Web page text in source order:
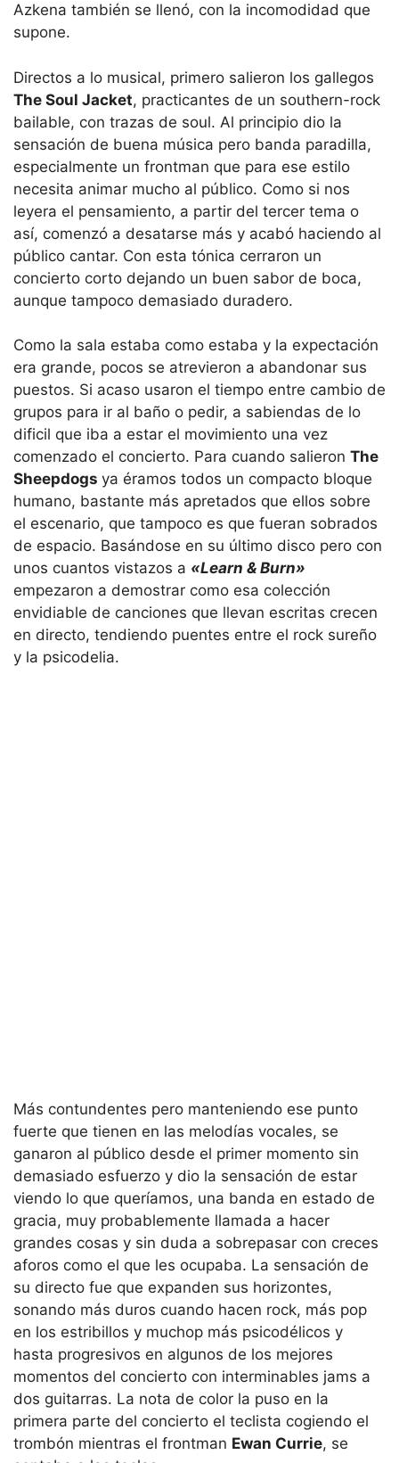
Azkena también se llenó, con la incomodidad que
supone.
Directos a lo musical, primero salieron los gallegos
The Soul Jacket, practicantes de un southern-rock
bailable, con trazas de soul. Al principio dio la
sensación de buena música pero banda paradilla,
especialmente un frontman que para ese estilo
necesita animar mucho al público. Como si nos
leyera el pensamiento, a partir del tercer tema o
así, comenzó a desatarse más y acabó haciendo al
público cantar. Con esta tónica cerraron un
concierto corto dejando un buen sabor de boca,
aunque tampoco demasiado duradero.
Como la sala estaba como estaba y la expectación
era grande, pocos se atrevieron a abandonar sus
puestos. Si acaso usaron el tiempo entre cambio de
grupos para ir al baño o pedir, a sabiendas de lo
dificil que iba a estar el movimiento una vez
comenzado el concierto. Para cuando salieron The
Sheepdogs ya éramos todos un compacto bloque
humano, bastante más apretados que ellos sobre
el escenario, que tampoco es que fueran sobrados
de espacio. Basándose en su último disco pero con
unos cuantos vistazos a «Learn & Burn»
empezaron a demostrar como esa colección
envidiable de canciones que llevan escritas crecen
en directo, tendiendo puentes entre el rock sureño
y la psicodelia.
Más contundentes pero manteniendo ese punto
fuerte que tienen en las melodías vocales, se
ganaron al público desde el primer momento sin
demasiado esfuerzo y dio la sensación de estar
viendo lo que queríamos, una banda en estado de
gracia, muy probablemente llamada a hacer
grandes cosas y sin duda a sobrepasar con creces
aforos como el que les ocupaba. La sensación de
su directo fue que expanden sus horizontes,
sonando más duros cuando hacen rock, más pop
en los estribillos y muchop más psicodélicos y
hasta progresivos en algunos de los mejores
momentos del concierto con interminables jams a
dos guitarras. La nota de color la puso en la
primera parte del concierto el teclista cogiendo el
trombón mientras el frontman Ewan Currie, se